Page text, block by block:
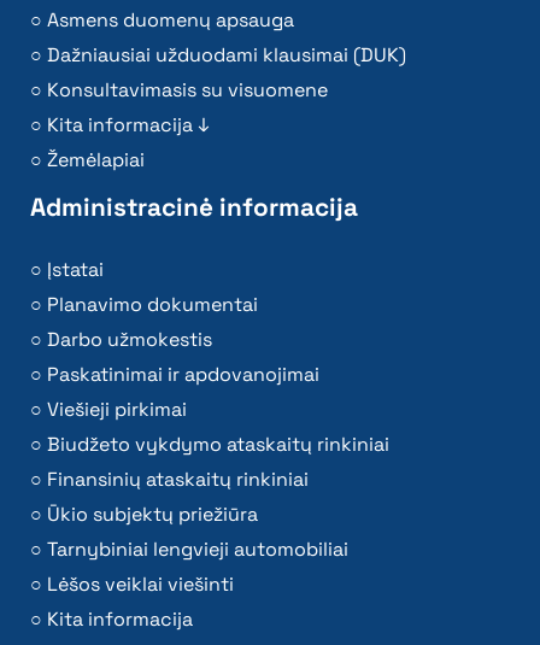
Asmens duomenų apsauga
Dažniausiai užduodami klausimai (DUK)
Konsultavimasis su visuomene
Kita informacija ↓
Žemėlapiai
Administracinė informacija
Įstatai
Planavimo dokumentai
Darbo užmokestis
Paskatinimai ir apdovanojimai
Viešieji pirkimai
Biudžeto vykdymo ataskaitų rinkiniai
Finansinių ataskaitų rinkiniai
Ūkio subjektų priežiūra
Tarnybiniai lengvieji automobiliai
Lėšos veiklai viešinti
Kita informacija